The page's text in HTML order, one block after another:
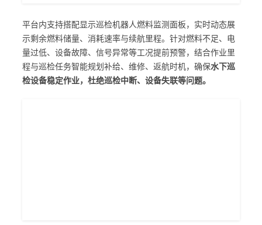
平台内支持搭配显示巡检机器人燃料监测面板，实时动态展
示剩余燃料储量、消耗速率与续航里程。针对燃料不足、电
量过低、设备故障、信号异常等工况提前预警，结合作业里
程与巡检任务智能规划补给、维修、返航时机，确保水下巡
检设备稳定作业，杜绝巡检中断、设备失联等问题。